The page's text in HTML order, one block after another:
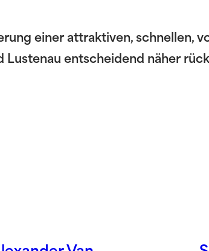
einer attraktiven, schnellen,
entscheidend näher